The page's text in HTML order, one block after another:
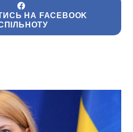
НА FACEBOOK